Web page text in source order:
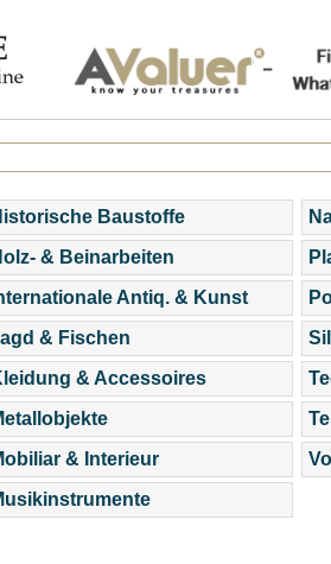
Baustoffe
& Beinarbeiten
Antiq. & Kunst
& Fischen
& Accessoires
& Interieur